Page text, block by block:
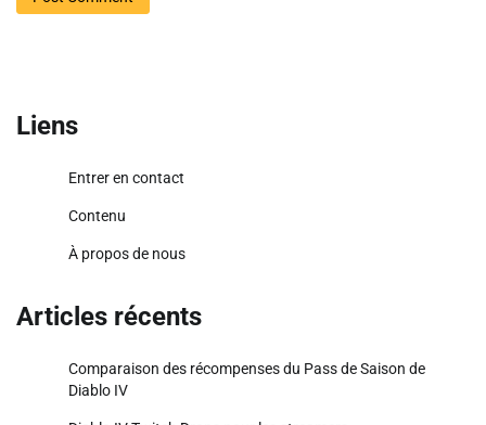
Liens
Entrer en contact
Contenu
À propos de nous
Articles récents
Comparaison des récompenses du Pass de Saison de
Diablo IV